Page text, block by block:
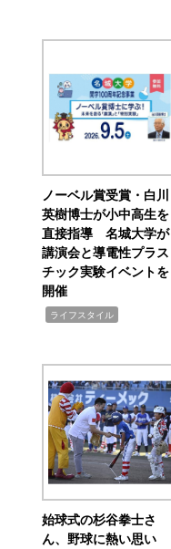
ノーベル賞受賞・白川
英樹博士が小中高生を
直接指導 名城大学が
講演会と導電性プラス
チック実験イベントを
開催
ライフスタイル
始球式の杉谷拳士さ
ん、野球に熱い思い